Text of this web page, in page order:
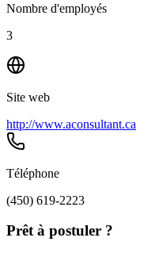
Nombre d'employés
3
Site web
http://www.aconsultant.ca
Téléphone
(450) 619-2223
Prêt à postuler ?